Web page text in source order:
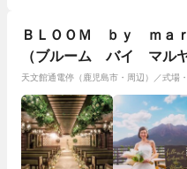
ＢＬＯＯＭ ｂｙ ｍａ
（ブルーム バイ マルヤ
天文館通電停（鹿児島市・周辺）／式場